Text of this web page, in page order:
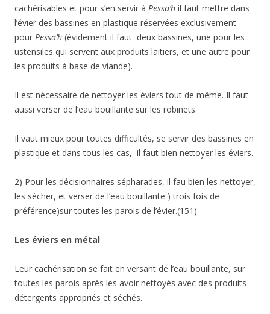
cachérisables et pour s’en servir à Pessa’h il faut mettre dans
l’évier des bassines en plastique réservées exclusivement
pour Pessa’h (évidement il faut deux bassines, une pour les
ustensiles qui servent aux produits laitiers, et une autre pour
les produits à base de viande).
Il est nécessaire de nettoyer les éviers tout de même. Il faut
aussi verser de l’eau bouillante sur les robinets.
Il vaut mieux pour toutes difficultés, se servir des bassines en
plastique et dans tous les cas, il faut bien nettoyer les éviers.
2) Pour les décisionnaires sépharades, il fau bien les nettoyer,
les sécher, et verser de l’eau bouillante ) trois fois de
préférence)sur toutes les parois de l’évier.(151)
Les éviers en métal
Leur cachérisation se fait en versant de l’eau bouillante, sur
toutes les parois après les avoir nettoyés avec des produits
détergents appropriés et séchés.